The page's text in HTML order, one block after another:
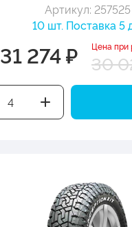
Артикул: 257525
10 шт. Поставка 5
31 274 ₽ Цена при
30